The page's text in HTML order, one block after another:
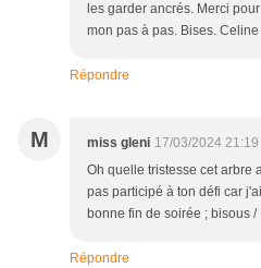
les garder ancrés. Merci
mon pas à pas. Bises. Celine
Répondre
M miss gleni 17/03/2024 21:19
Oh quelle tristesse cet arbre
pas participé à ton défi car
bonne fin de soirée ; bisous /
Répondre